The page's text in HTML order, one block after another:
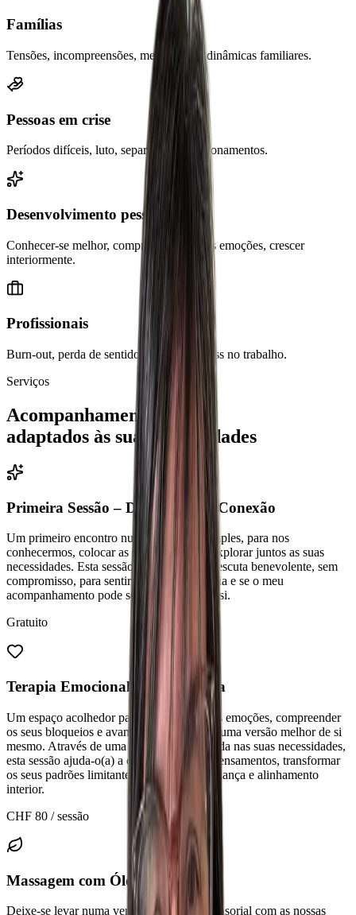
Famílias
Tensões, incompreensões, melhoria das dinâmicas familiares.
Pessoas em crise
Períodos difíceis, luto, separações, questionamentos.
Desenvolvimento pessoal
Conhecer-se melhor, compreender as suas emoções, crescer
interiormente.
Profissionais
Burn-out, perda de sentido, gestão do stress no trabalho.
Serviços
Acompanhamentos
adaptados às suas necessidades
Primeira Sessão – Descoberta & Conexão
Um primeiro encontro numa atmosfera simples, para nos
conhecermos, colocar as suas questões e explorar juntos as suas
necessidades. Esta sessão é um espaço de escuta benevolente, sem
compromisso, para sentir se a ligação se cria e se o meu
acompanhamento pode ser adequado para si.
Gratuito
Terapia Emocional Personalizada
Um espaço acolhedor para explorar as suas emoções, compreender
os seus bloqueios e avançar em direcção a uma versão melhor de si
mesmo. Através de uma abordagem centrada nas suas necessidades,
esta sessão ajuda-o(a) a clarificar os seus pensamentos, transformar
os seus padrões limitantes e recuperar confiança e alinhamento
interior.
CHF 80 / sessão
Massagem com Óleos Essenciais
Deixe-se levar numa verdadeira viagem sensorial com as nossas